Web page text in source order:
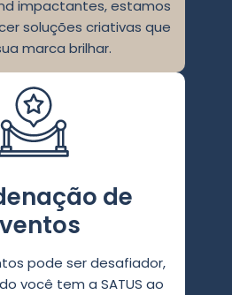
impactantes, estamos
soluções criativas que
marca brilhar.
de
pode ser desafiador,
você tem a SATUS ao